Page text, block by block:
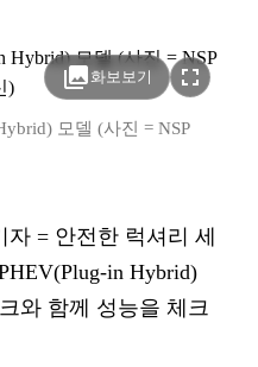
photo_library화보보기 fullscreen
모델 (사진 = NSP
= 안전한 럭셔리 세
in Hybrid)
와 함께 성능을 체크